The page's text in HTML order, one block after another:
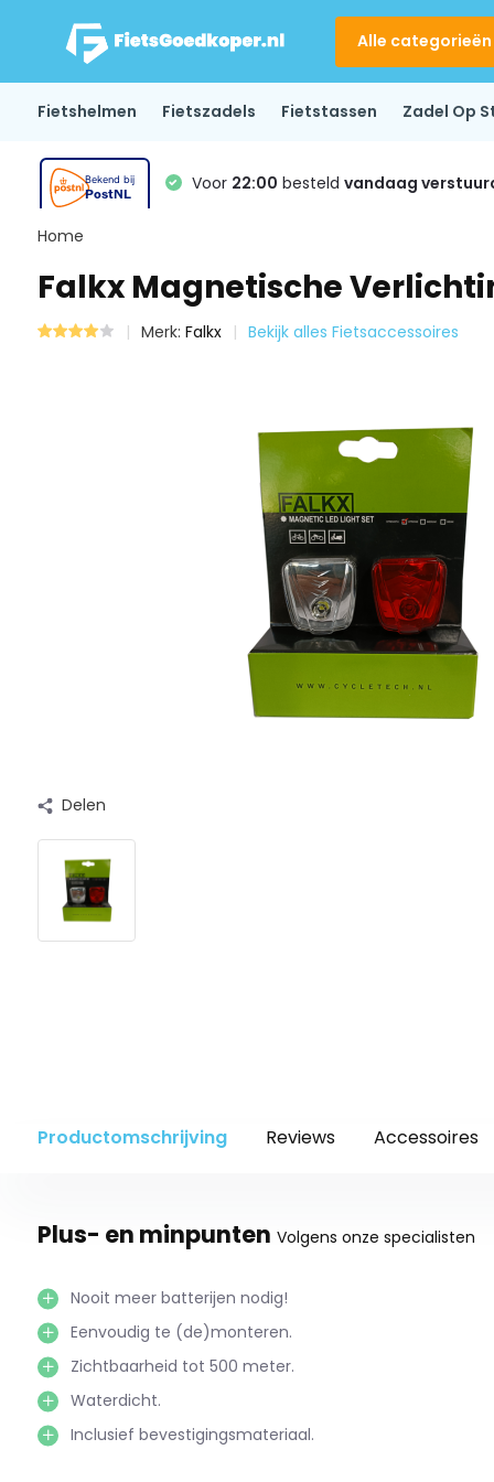
Alle categorieën
Fietshelmen Fietszadels Fietstassen Zadel Op
Voor 22:00 besteld vandaag
Home
Falkx Magnetische
Merk: Falkx Bekijk alles Fietsaccessoires
Delen
Productomschrijving Reviews Accessoires
Plus- en minpunten Volgens onze specialisten
Nooit meer batterijen nodig!
Eenvoudig te (de)monteren.
Zichtbaarheid tot 500 meter.
Waterdicht.
Inclusief bevestigingsmateriaal.